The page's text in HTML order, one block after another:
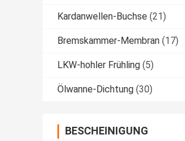
Kardanwellen-Buchse (21)
Bremskammer-Membran (17)
LKW-hohler Frühling (5)
Ölwanne-Dichtung (30)
BESCHEINIGUNG